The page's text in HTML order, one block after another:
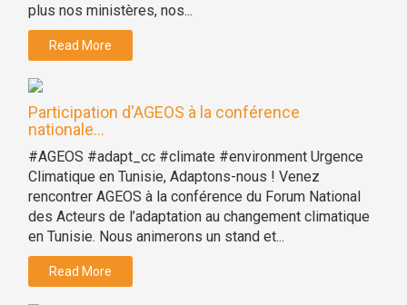
plus nos ministères, nos...
Read More
Participation d'AGEOS à la conférence
nationale...
#AGEOS #adapt_cc #climate #environment Urgence
Climatique en Tunisie, Adaptons-nous ! Venez
rencontrer AGEOS à la conférence du Forum National
des Acteurs de l’adaptation au changement climatique
en Tunisie. Nous animerons un stand et...
Read More